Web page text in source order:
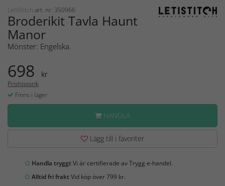
LetiStitch art. nr: 350966
Broderikit Tavla Haunt
Manor
Mönster: Engelska.
698 kr
Prishistorik
Finns i lager
HANDLA
Lägg till i favoriter
Handla tryggtVi är certifierade av Trygg e-handel.
Alltid fri fraktVid köp över 799 kr.